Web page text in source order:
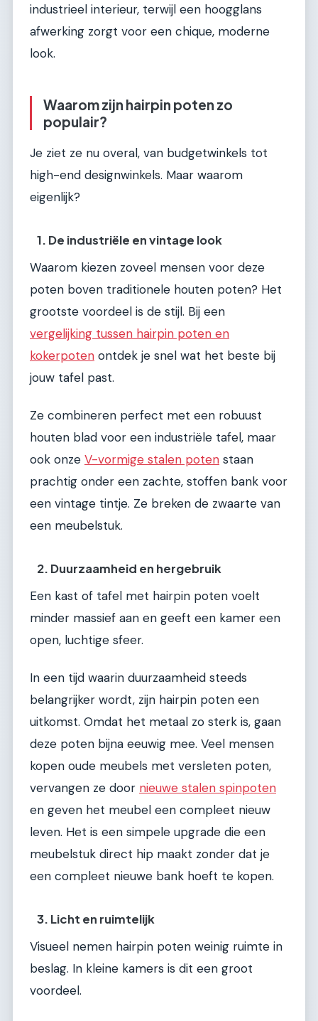
industrieel interieur, terwijl een hoogglans
afwerking zorgt voor een chique, moderne
look.
Waarom zijn hairpin poten zo
populair?
Je ziet ze nu overal, van budgetwinkels tot
high-end designwinkels. Maar waarom
eigenlijk?
1. De industriële en vintage look
Waarom kiezen zoveel mensen voor deze
poten boven traditionele houten poten? Het
grootste voordeel is de stijl. Bij een
vergelijking tussen hairpin poten en
kokerpoten ontdek je snel wat het beste bij
jouw tafel past.
Ze combineren perfect met een robuust
houten blad voor een industriële tafel, maar
ook onze V-vormige stalen poten staan
prachtig onder een zachte, stoffen bank voor
een vintage tintje. Ze breken de zwaarte van
een meubelstuk.
2. Duurzaamheid en hergebruik
Een kast of tafel met hairpin poten voelt
minder massief aan en geeft een kamer een
open, luchtige sfeer.
In een tijd waarin duurzaamheid steeds
belangrijker wordt, zijn hairpin poten een
uitkomst. Omdat het metaal zo sterk is, gaan
deze poten bijna eeuwig mee. Veel mensen
kopen oude meubels met versleten poten,
vervangen ze door nieuwe stalen spinpoten
en geven het meubel een compleet nieuw
leven. Het is een simpele upgrade die een
meubelstuk direct hip maakt zonder dat je
een compleet nieuwe bank hoeft te kopen.
3. Licht en ruimtelijk
Visueel nemen hairpin poten weinig ruimte in
beslag. In kleine kamers is dit een groot
voordeel.